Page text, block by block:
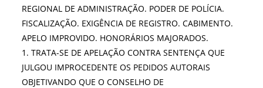
REGIONAL DE ADMINISTRAÇÃO. PODER DE POLÍCIA.
FISCALIZAÇÃO. EXIGÊNCIA DE REGISTRO. CABIMENTO.
APELO IMPROVIDO. HONORÁRIOS MAJORADOS.
1. TRATA-SE DE APELAÇÃO CONTRA SENTENÇA QUE
JULGOU IMPROCEDENTE OS PEDIDOS AUTORAIS
OBJETIVANDO QUE O CONSELHO DE